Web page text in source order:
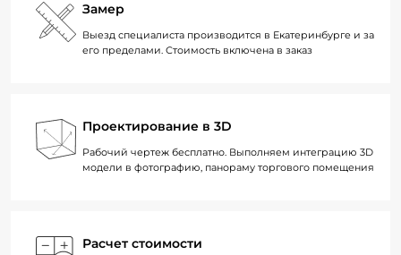
Замер
Выезд специалиста производится в Екатеринбурге и за
его пределами. Стоимость включена в заказ
Проектирование в 3D
Рабочий чертеж бесплатно. Выполняем интеграцию 3D
модели в фотографию, панораму торгового помещения
Расчет стоимости